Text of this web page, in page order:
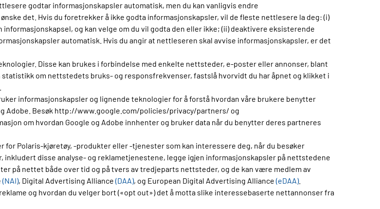
godtar informasjonskapsler automatisk, men du kan vanligvis endre
det. Hvis du foretrekker å ikke godta informasjonskapsler, vil de fleste nettlesere la deg: (i)
og kan velge om du vil godta den eller ikke; (ii) deaktivere eksisterende
automatisk. Hvis du angir at nettleseren skal avvise informasjonskapsler, er det
Disse kan brukes i forbindelse med enkelte nettsteder, e-poster eller annonser, blant
om nettstedets bruks- og responsfrekvenser, fastslå hvorvidt du har åpnet og klikket i
informasjonskapsler og lignende teknologier for å forstå hvordan våre brukere benytter
Adobe. Besøk http://www.google.com/policies/privacy/partners/ og
om hvordan Google og Adobe innhenter og bruker data når du benytter deres partneres
Polaris-kjøretøy, -produkter eller -tjenester som kan interessere deg, når du besøker
disse analyse- og reklametjenestene, legge igjen informasjonskapsler på nettstedene
på nettet både over tid og på tvers av tredjeparts nettsteder, og de kan være medlem av
(NAI), Digital Advertising Alliance (DAA), og European Digital Advertising Alliance (eDAA).
og hvordan du velger bort («opt out») det å motta slike interessebaserte nettannonser fra